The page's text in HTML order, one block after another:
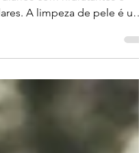
e radiante vai além
A limpeza de pele é um